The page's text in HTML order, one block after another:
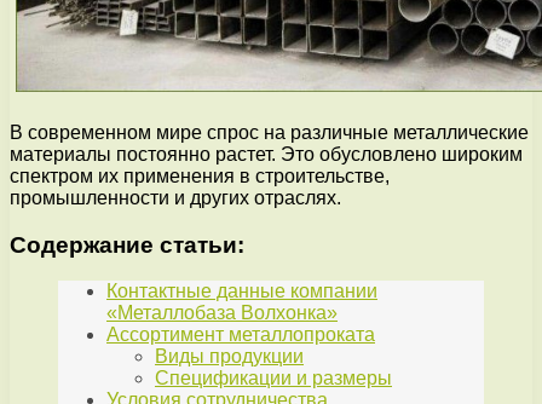
В современном мире спрос на различные металлические
материалы постоянно растет. Это обусловлено широким
спектром их применения в строительстве,
промышленности и других отраслях.
Содержание статьи:
Контактные данные компании
«Металлобаза Волхонка»
Ассортимент металлопроката
Виды продукции
Спецификации и размеры